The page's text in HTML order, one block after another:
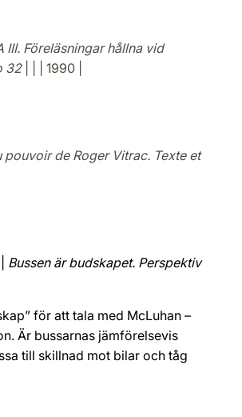
III. Föreläsningar hållna vid
32| | | 1990 |
de Roger Vitrac. Texte et
Bussen är budskapet. Perspektiv
för att tala med McLuhan –
Är bussarnas jämförelsevis
till skillnad mot bilar och tåg